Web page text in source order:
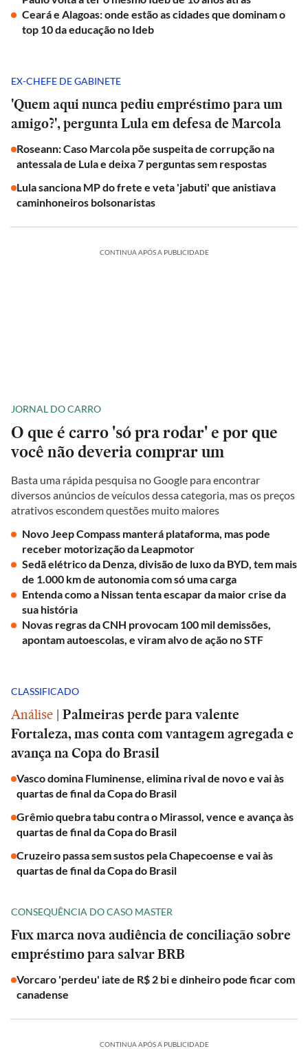
Ceará e Alagoas: onde estão as cidades que dominam o
top 10 da educação no Ideb
EX-CHEFE DE GABINETE
'Quem aqui nunca pediu empréstimo para um
amigo?', pergunta Lula em defesa de Marcola
Roseann: Caso Marcola põe suspeita de corrupção na
antessala de Lula e deixa 7 perguntas sem respostas
Lula sanciona MP do frete e veta 'jabuti' que anistiava
caminhoneiros bolsonaristas
CONTINUA APÓS A PUBLICIDADE
JORNAL DO CARRO
O que é carro 'só pra rodar' e por que
você não deveria comprar um
Basta uma rápida pesquisa no Google para encontrar
diversos anúncios de veículos dessa categoria, mas os preços
atrativos escondem questões muito maiores
Novo Jeep Compass manterá plataforma, mas pode
receber motorização da Leapmotor
Sedã elétrico da Denza, divisão de luxo da BYD, tem mais
de 1.000 km de autonomia com só uma carga
Entenda como a Nissan tenta escapar da maior crise da
sua história
Novas regras da CNH provocam 100 mil demissões,
apontam autoescolas, e viram alvo de ação no STF
CLASSIFICADO
Análise | Palmeiras perde para valente
Fortaleza, mas conta com vantagem agregada e
avança na Copa do Brasil
Vasco domina Fluminense, elimina rival de novo e vai às
quartas de final da Copa do Brasil
Grêmio quebra tabu contra o Mirassol, vence e avança às
quartas de final da Copa do Brasil
Cruzeiro passa sem sustos pela Chapecoense e vai às
quartas de final da Copa do Brasil
CONSEQUÊNCIA DO CASO MASTER
Fux marca nova audiência de conciliação sobre
empréstimo para salvar BRB
Vorcaro 'perdeu' iate de R$ 2 bi e dinheiro pode ficar com
canadense
CONTINUA APÓS A PUBLICIDADE